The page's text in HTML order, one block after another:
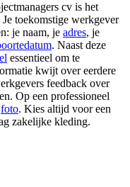
cv is het
toekomstige werkgever
je naam, je adres, je
. Naast deze
essentieel om te
kwijt over eerdere
feedback over
Op een professioneel
foto. Kies altijd voor een
zakelijke kleding.